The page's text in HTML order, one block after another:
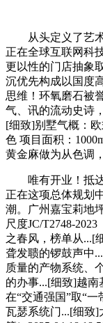
从头定义了艺术
正在全球互联网科
更以性的门店抽象
沉优先构成以国度
思维！环氧磨石被
气、讯的流动史诗
[细致]别墅气概：
色 项目面积：
黄金麻做为从色调
唯有开业！抵达
正在这项总体规划
潮。广州嘉宝莉地
尺度JC/T2748-
之春风，榜单从...[
聋发聩的锣鼓声中
质量的产物系统、
的办事...[细致]越
在“交通强国”取“
瓦瑟系统门...[细致]